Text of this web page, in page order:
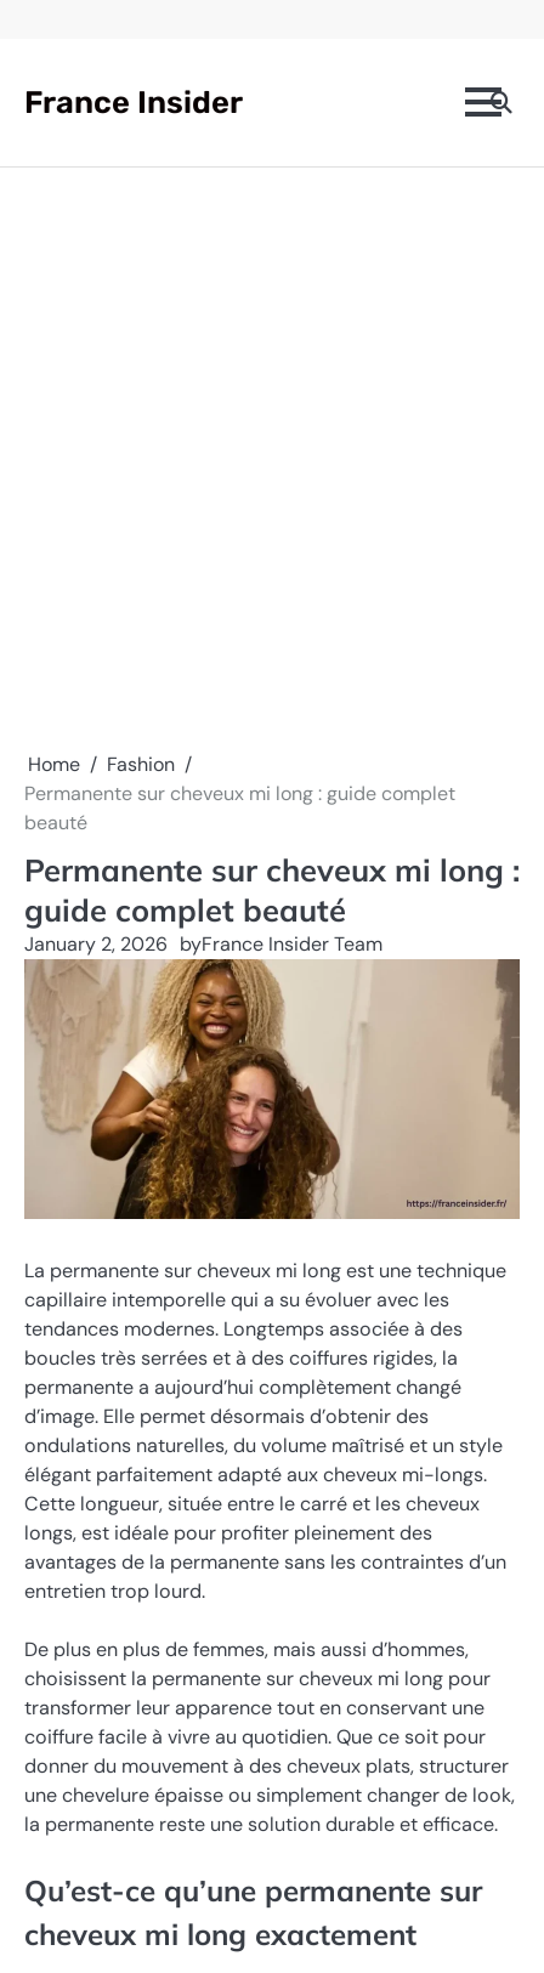
France Insider
Home
Fashion
Permanente sur cheveux mi long : guide complet
beauté
Permanente sur cheveux mi long :
guide complet beauté
January 2, 2026 byFrance Insider Team
La permanente sur cheveux mi long est une technique
capillaire intemporelle qui a su évoluer avec les
tendances modernes. Longtemps associée à des
boucles très serrées et à des coiffures rigides, la
permanente a aujourd’hui complètement changé
d’image. Elle permet désormais d’obtenir des
ondulations naturelles, du volume maîtrisé et un style
élégant parfaitement adapté aux cheveux mi-longs.
Cette longueur, située entre le carré et les cheveux
longs, est idéale pour profiter pleinement des
avantages de la permanente sans les contraintes d’un
entretien trop lourd.
De plus en plus de femmes, mais aussi d’hommes,
choisissent la permanente sur cheveux mi long pour
transformer leur apparence tout en conservant une
coiffure facile à vivre au quotidien. Que ce soit pour
donner du mouvement à des cheveux plats, structurer
une chevelure épaisse ou simplement changer de look,
la permanente reste une solution durable et efficace.
Qu’est-ce qu’une permanente sur
cheveux mi long exactement